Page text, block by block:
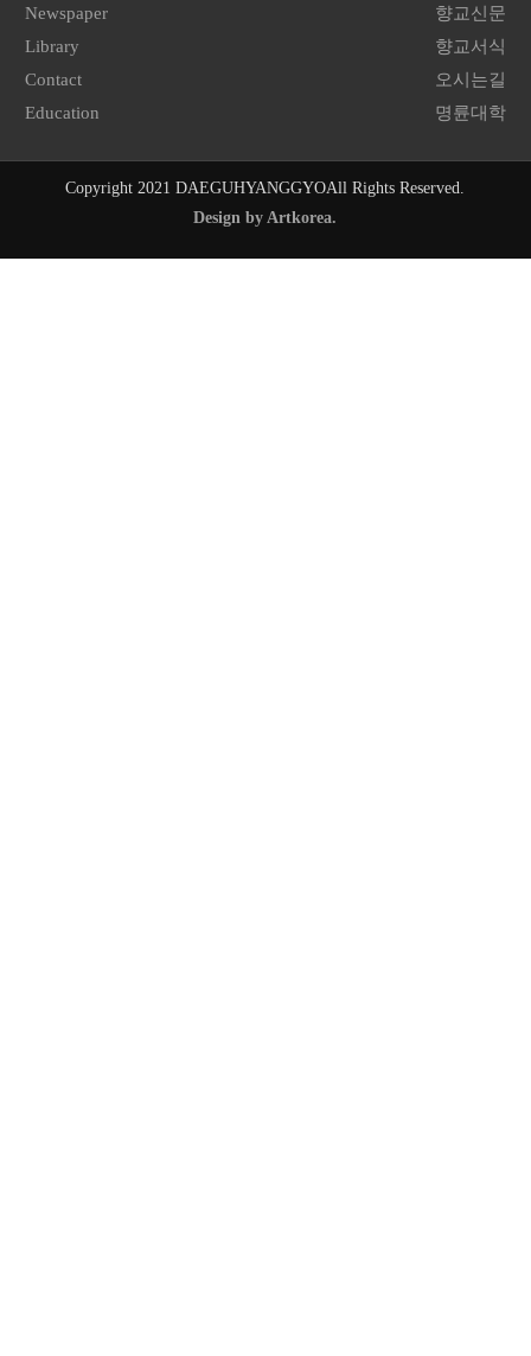
Newspaper
향교신문
Library
향교서식
Contact
오시는길
Education
명륜대학
Copyright 2021 DAEGUHYANGGYOAll Rights Reserved.
Design by Artkorea.